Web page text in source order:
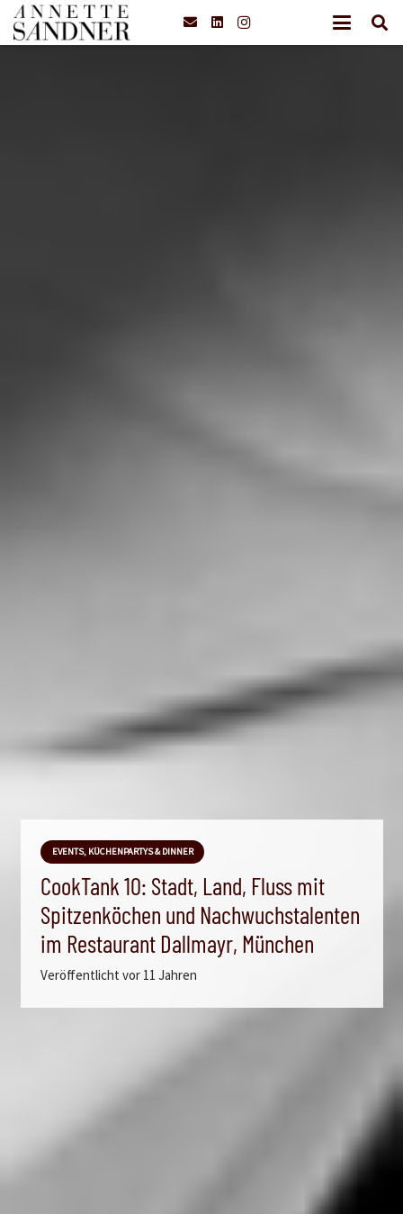
EVENTS, KÜCHENPARTYS & DINNER
CookTank 10: Stadt, Land, Fluss mit
Spitzenköchen und Nachwuchstalenten
im Restaurant Dallmayr, München
Veröffentlicht vor 11 Jahren